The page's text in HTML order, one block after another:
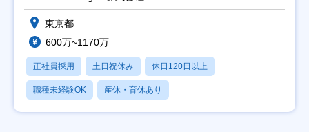
東京都
600万~1170万
正社員採用 土日祝休み 休日120日以上
職種未経験OK 産休・育休あり